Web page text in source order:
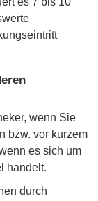
wenn Sie
bzw. vor kurzem
es sich um
handelt.
durch